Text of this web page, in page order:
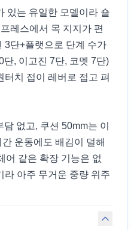
있는 유일한 모델이라 숄
레스에서 목 지지가 편
3단+플랫으로 단계 수가
, 이고진 7단, 코멧 7단)
치 접이 레버로 접고 펴
없고, 쿠션 50mm는 이
운동에도 배김이 덜해
어 같은 확장 기능은 없
라 아주 무거운 중량 위주